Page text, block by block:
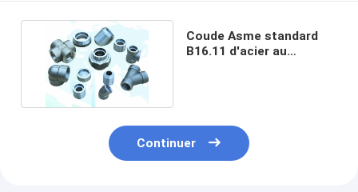
Coude Asme standard
B16.11 d'acier au
Continuer